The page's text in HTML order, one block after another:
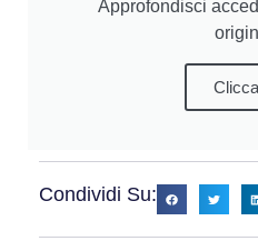
Approfondisci
Condividi Su: